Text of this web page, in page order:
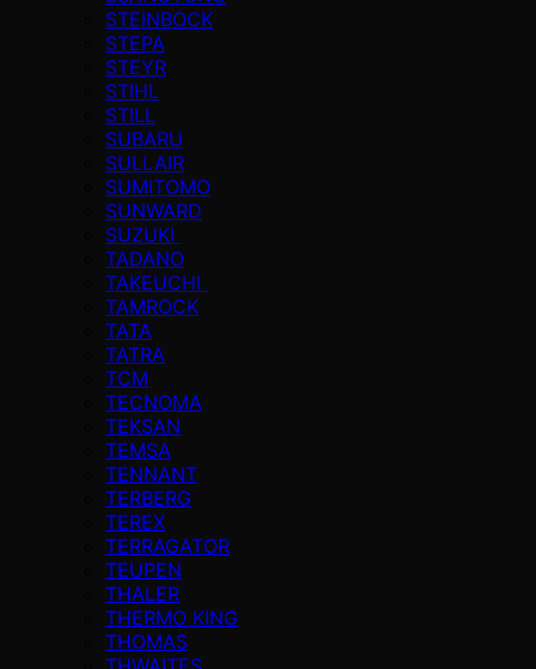
STEINBOCK
STEPA
STEYR
STIHL
STILL
SUBARU
SULLAIR
SUMITOMO
SUNWARD
SUZUKI
TADANO
TAKEUCHI
TAMROCK
TATA
TATRA
TCM
TECNOMA
TEKSAN
TEMSA
TENNANT
TERBERG
TEREX
TERRAGATOR
TEUPEN
THALER
THERMO KING
THOMAS